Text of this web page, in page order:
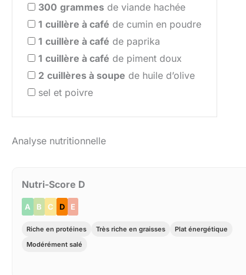
300 grammes de viande hachée
1 cuillère à café de cumin en poudre
1 cuillère à café de paprika
1 cuillère à café de piment doux
2 cuillères à soupe de huile d’olive
sel et poivre
Analyse nutritionnelle
Nutri-Score D
A B C D E
Riche en protéines Très riche en graisses
Plat énergétique
Modérément salé